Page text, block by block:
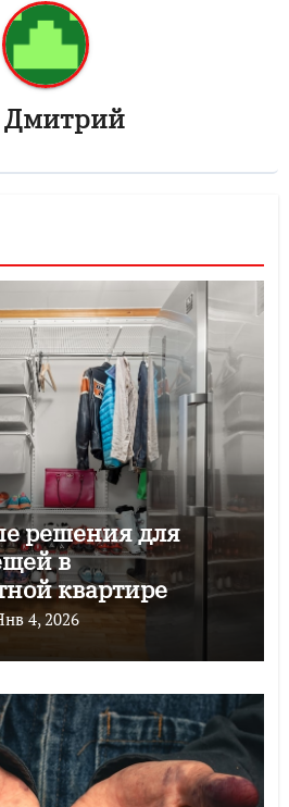
Дмитрий
решения для
в
квартире
4, 2026